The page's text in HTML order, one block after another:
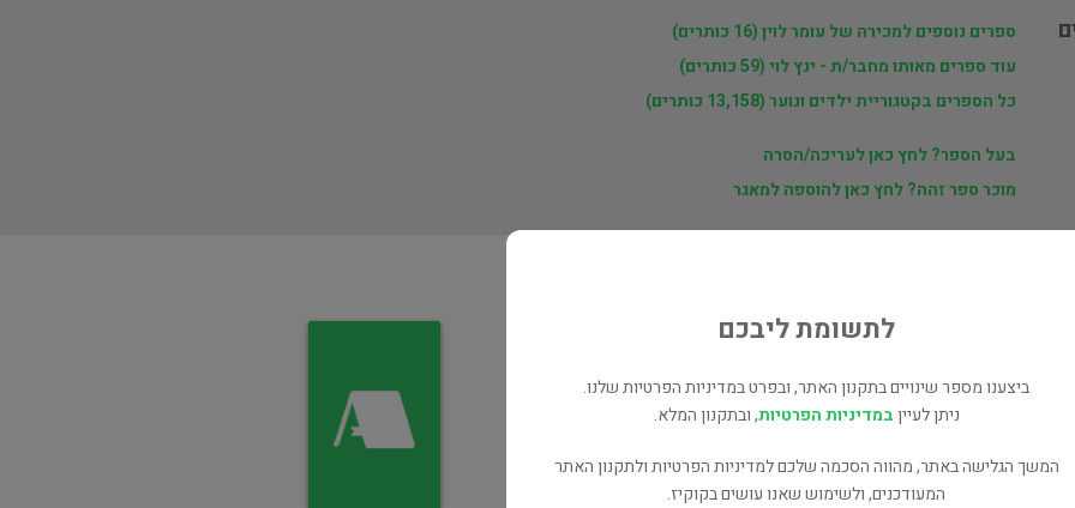
ספרים נוספים למכירה של עומר לוין (16 כותרים)
עוד ספרים מאותו מחבר/ת - ינץ לוי (59 כותרים)
כל הספרים בקטגוריית ילדים ונוער (13,158 כותרים)
בעל הספר? לחץ כאן לעריכה/הסרה
מוכר ספר זהה? לחץ כאן להוספה למאגר
לתשומת ליבכם
ביצענו מספר שינויים בתקנון האתר, ובפרט במדיניות הפרטיות שלנו.
ניתן לעייןבמדיניות הפרטיות, ובתקנון המלא.
המשך הגלישה באתר, מהווה הסכמה שלכם למדיניות הפרטיות ולתקנון האתר
המעודכנים, ולשימוש שאנו עושים בקוקיז.